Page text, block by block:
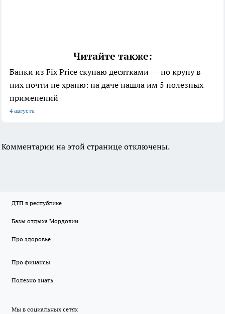
Читайте также:
Банки из Fix Price скупаю десятками — но крупу в
них почти не храню: на даче нашла им 5 полезных
применений
4 августа
Комментарии на этой странице отключены.
ДТП в республике
Базы отдыха Мордовии
Про здоровье
Про финансы
Полезно знать
Мы в социальных сетях